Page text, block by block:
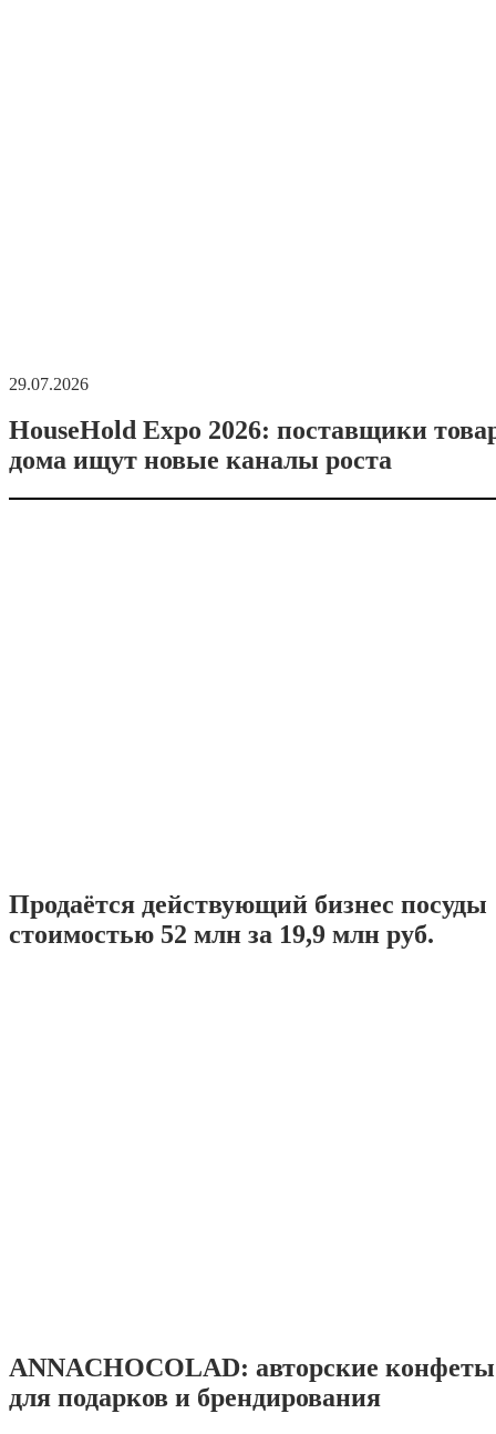
29.07.2026
HouseHold Expo 2026: поставщики
дома ищут новые каналы роста
Продаётся действующий бизнес посуды
стоимостью 52 млн за 19,9 млн руб.
ANNACHOCOLAD: авторские
для подарков и брендирования